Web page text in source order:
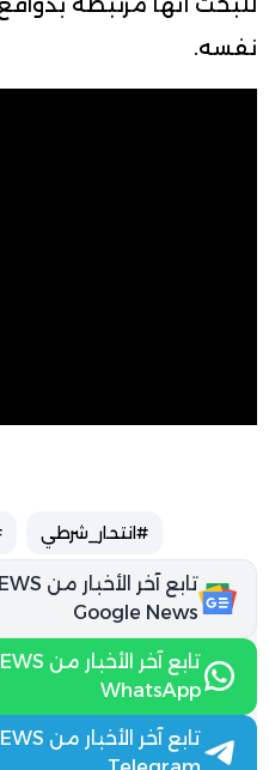
نفسه.
#انتحار_شرطي
Google News
WhatsApp